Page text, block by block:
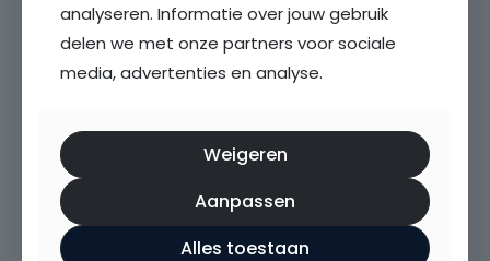
De impact van technologie
op de vastgoedmarkt: trends
analyseren. Informatie over jouw gebruik
delen we met onze partners voor sociale
media, advertenties en analyse.
Weigeren
Aanpassen
Alles toestaan